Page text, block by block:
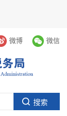
微博 微信